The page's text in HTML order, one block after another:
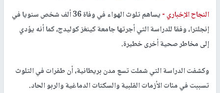
النجاح الإخباري -
يساهم تلوث الهواء في وفاة 36 ألف شخص سنويا في
إنجلترا، وفقا للدراسة التي أجرتها جامعة كينغز كوليدج، كما أنه يؤدي
إلى مخاطر صحية أخرى خطيرة.
وكشفت الدراسة التي شملت تسع مدن بريطانية، أن طفرات في التلوث
تسببت في مئات الأزمات القلبية والسكتات الدماغية والربو الحاد.